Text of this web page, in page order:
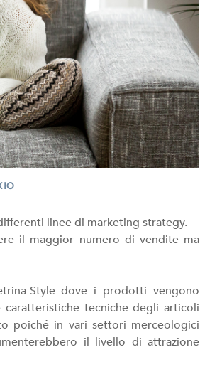
linee di marketing strategy.
il maggior numero di vendite ma
Style dove i prodotti vengono
tecniche degli articoli
poiché in vari settori merceologici
il livello di attrazione